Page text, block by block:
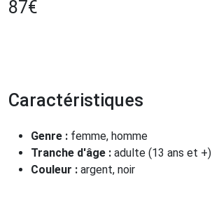
87€
Caractéristiques
Genre : femme, homme
Tranche d'âge : adulte (13 ans et +)
Couleur : argent, noir